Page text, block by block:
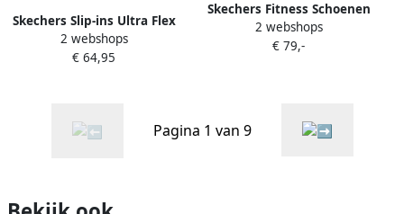
Skechers Slip-ins Ultra Flex
3.0-Elevated Motio Dames
Instappers Grijs
2 webshops
€ 64,95
Skechers Fitness Schoenen
Slip-ins Switch Back Mist
180157-GYGR Gray Green
2 webshops
€ 79,-
Pagina 1 van 9